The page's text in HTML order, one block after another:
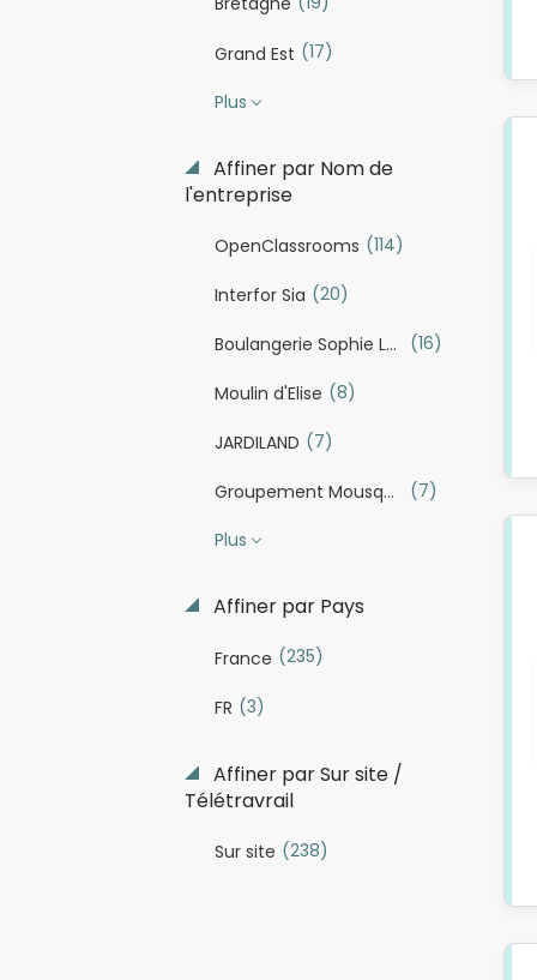
Grand Est (17)
Plus
Affiner par Nom de
l'entreprise
OpenClassrooms (114)
Interfor Sia (20)
Boulangerie Sophie Lebreuilly (16)
Moulin d'Elise (8)
JARDILAND (7)
Groupement Mousquetaires (7)
Plus
Affiner par Pays
France (235)
FR (3)
Affiner par Sur site /
Télétravrail
Sur site (238)